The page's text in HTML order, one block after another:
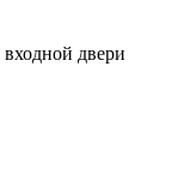
входной двери